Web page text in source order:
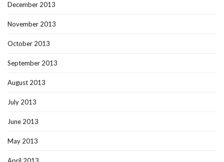
December 2013
November 2013
October 2013
September 2013
August 2013
July 2013
June 2013
May 2013